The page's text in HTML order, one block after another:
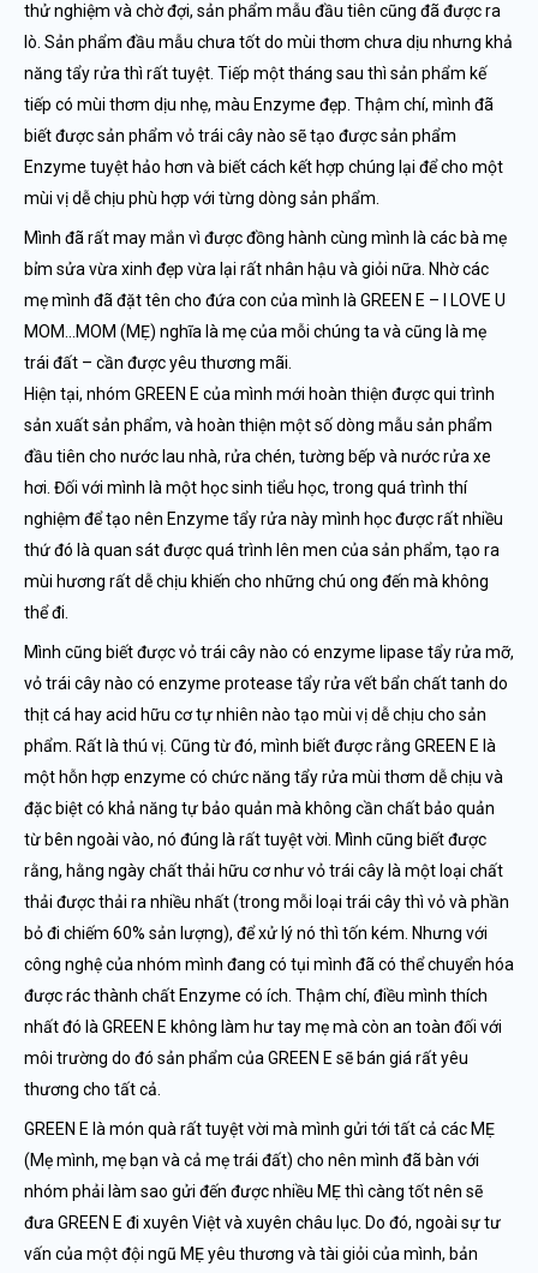
thử nghiệm và chờ đợi, sản phẩm mẫu đầu tiên cũng đã được ra
lò. Sản phẩm đầu mẫu chưa tốt do mùi thơm chưa dịu nhưng khả
năng tẩy rửa thì rất tuyệt. Tiếp một tháng sau thì sản phẩm kế
tiếp có mùi thơm dịu nhẹ, màu Enzyme đẹp. Thậm chí, mình đã
biết được sản phẩm vỏ trái cây nào sẽ tạo được sản phẩm
Enzyme tuyệt hảo hơn và biết cách kết hợp chúng lại để cho một
mùi vị dễ chịu phù hợp với từng dòng sản phẩm.
Mình đã rất may mắn vì được đồng hành cùng mình là các bà mẹ
bỉm sửa vừa xinh đẹp vừa lại rất nhân hậu và giỏi nữa. Nhờ các
mẹ mình đã đặt tên cho đứa con của mình là GREEN E – I LOVE U
MOM…MOM (MẸ) nghĩa là mẹ của mỗi chúng ta và cũng là mẹ
trái đất – cần được yêu thương mãi.
Hiện tại, nhóm GREEN E của mình mới hoàn thiện được qui trình
sản xuất sản phẩm, và hoàn thiện một số dòng mẫu sản phẩm
đầu tiên cho nước lau nhà, rửa chén, tường bếp và nước rửa xe
hơi. Đối với mình là một học sinh tiểu học, trong quá trình thí
nghiệm để tạo nên Enzyme tẩy rửa này mình học được rất nhiều
thứ đó là quan sát được quá trình lên men của sản phẩm, tạo ra
mùi hương rất dễ chịu khiến cho những chú ong đến mà không
thể đi.
Mình cũng biết được vỏ trái cây nào có enzyme lipase tẩy rửa mỡ,
vỏ trái cây nào có enzyme protease tẩy rửa vết bẩn chất tanh do
thịt cá hay acid hữu cơ tự nhiên nào tạo mùi vị dễ chịu cho sản
phẩm. Rất là thú vị. Cũng từ đó, mình biết được rằng GREEN E là
một hỗn hợp enzyme có chức năng tẩy rửa mùi thơm dễ chịu và
đặc biệt có khả năng tự bảo quản mà không cần chất bảo quản
từ bên ngoài vào, nó đúng là rất tuyệt vời. Mình cũng biết được
rằng, hằng ngày chất thải hữu cơ như vỏ trái cây là một loại chất
thải được thải ra nhiều nhất (trong mỗi loại trái cây thì vỏ và phần
bỏ đi chiếm 60% sản lượng), để xử lý nó thì tốn kém. Nhưng với
công nghệ của nhóm mình đang có tụi mình đã có thể chuyển hóa
được rác thành chất Enzyme có ích. Thậm chí, điều mình thích
nhất đó là GREEN E không làm hư tay mẹ mà còn an toàn đối với
môi trường do đó sản phẩm của GREEN E sẽ bán giá rất yêu
thương cho tất cả.
GREEN E là món quà rất tuyệt vời mà mình gửi tới tất cả các MẸ
(Mẹ mình, mẹ bạn và cả mẹ trái đất) cho nên mình đã bàn với
nhóm phải làm sao gửi đến được nhiều MẸ thì càng tốt nên sẽ
đưa GREEN E đi xuyên Việt và xuyên châu lục. Do đó, ngoài sự tư
vấn của một đội ngũ MẸ yêu thương và tài giỏi của mình, bản